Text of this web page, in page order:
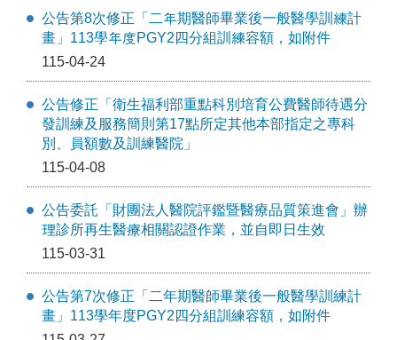
公告第8次修正「二年期醫師畢業後一般醫學訓練計
畫」113學年度PGY2四分組訓練容額，如附件
115-04-24
公告修正「衛生福利部重點科別培育公費醫師待遇分
發訓練及服務簡則第17點所定其他本部指定之專科
別、員額數及訓練醫院」
115-04-08
公告委託「財團法人醫院評鑑暨醫療品質策進會」辦
理診所再生醫療相關認證作業，並自即日生效
115-03-31
公告第7次修正「⼆年期醫師畢業後⼀般醫學訓練計
畫」113學年度PGY2四分組訓練容額，如附件